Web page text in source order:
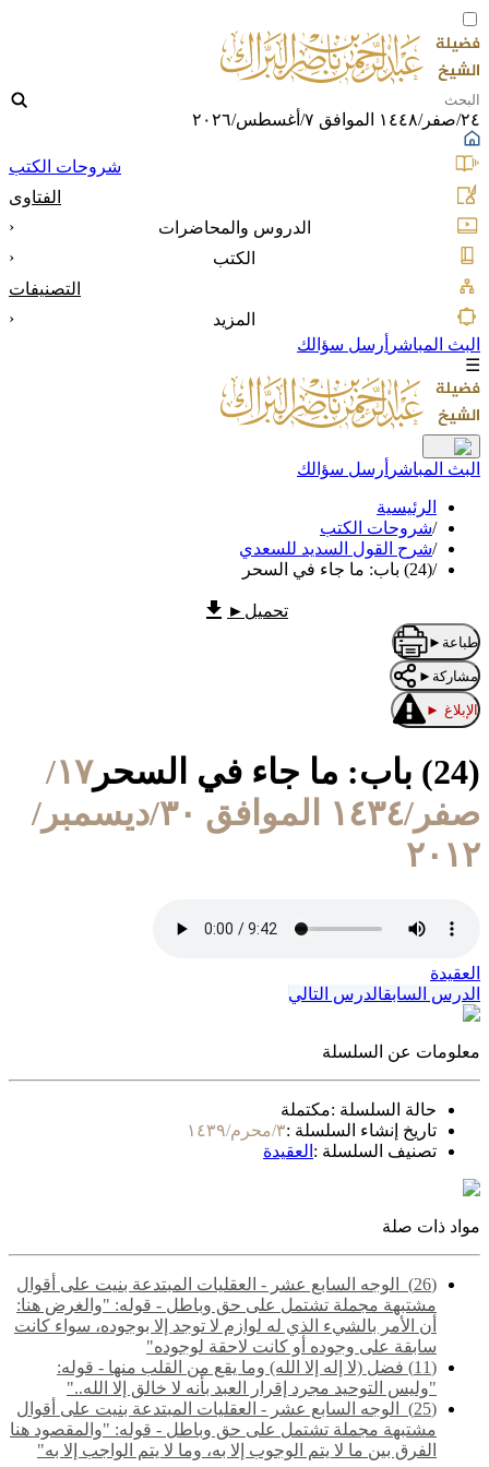
٢٤/صفر/١٤٤٨ الموافق ٧/أغسطس/٢٠٢٦
شروحات الكتب
الفتاوى
الدروس والمحاضرات
‹
الكتب
‹
التصنيفات
المزيد
‹
البث المباشر أرسل سؤالك
☰
البث المباشر أرسل سؤالك
الرئيسية
/شروحات الكتب
/شرح القول السديد للسعدي
/(24) باب: ما جاء في السحر
تحميل ►
طباعة ►
مشاركة ►
الإبلاغ ►
(24) باب: ما جاء في السحر
١٧/
صفر/١٤٣٤ الموافق ٣٠/ديسمبر/
٢٠١٢
العقيدة
الدرس السابقالدرس التالي
معلومات عن السلسلة
حالة السلسلة :مكتملة
تاريخ إنشاء السلسلة :٣/محرم/١٤٣٩
تصنيف السلسلة : العقيدة
مواد ذات صلة
(26) ‌‌ الوجه السابع عشر - العقليات المبتدعة بنيت على أقوال
مشتبهة مجملة تشتمل على حق وباطل - قوله: "والغرض هنا:
أن الأمر بالشيء الذي له لوازم لا توجد إلا بوجوده، سواء كانت
سابقة على وجوده أو كانت لاحقة لوجوده"
(11) فضل (لا إله إلا الله) وما يقع من القلب منها - قوله:
"وليس التوحيد مجرد إقرار العبد بأنه لا خالق إلا الله.."
(25) ‌‌ الوجه السابع عشر - العقليات المبتدعة بنيت على أقوال
مشتبهة مجملة تشتمل على حق وباطل - قوله: "والمقصود هنا
الفرق بين ما لا يتم الوجوب إلا به، وما لا يتم الواجب إلا به"